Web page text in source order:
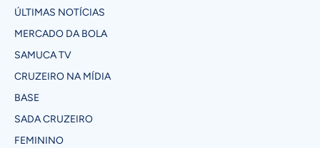
ÚLTIMAS NOTÍCIAS
MERCADO DA BOLA
SAMUCA TV
CRUZEIRO NA MÍDIA
BASE
SADA CRUZEIRO
FEMININO